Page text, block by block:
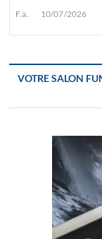
F.a. 10/07/2026
VOTRE SALON